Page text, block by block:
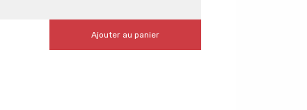
Ajouter au panier